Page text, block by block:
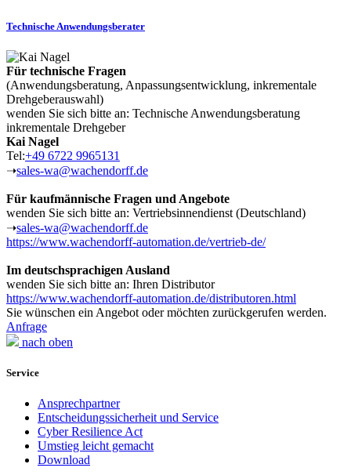
Technische Anwendungsberater
Für technische Fragen
(Anwendungsberatung, Anpassungsentwicklung, inkrementale
Drehgeberauswahl)
wenden Sie sich bitte an: Technische Anwendungsberatung
inkrementale Drehgeber
Kai Nagel
Tel:+49 6722 9965131
➝sales-wa@wachendorff.de
Für kaufmännische Fragen und Angebote
wenden Sie sich bitte an: Vertriebsinnendienst (Deutschland)
➝sales-wa@wachendorff.de
https://www.wachendorff-automation.de/vertrieb-de/
Im deutschsprachigen Ausland
wenden Sie sich bitte an: Ihren Distributor
https://www.wachendorff-automation.de/distributoren.html
Sie wünschen ein Angebot oder möchten zurückgerufen werden.
Anfrage
nach oben
Service
Ansprechpartner
Entscheidungssicherheit und Service
Cyber Resilience Act
Umstieg leicht gemacht
Download